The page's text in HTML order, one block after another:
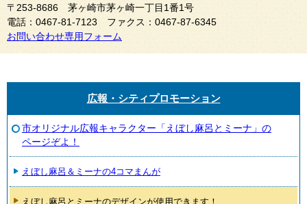
〒253-8686 茅ヶ崎市茅ヶ崎一丁目1番1号
電話：0467-81-7123 ファクス：0467-87-6345
お問い合わせ専用フォーム
広報・シティプロモーション
市オリジナル広報キャラクター「えぼし麻呂とミーナ」の
ページぞよ！
えぼし麻呂＆ミーナの4コマまんが
えぼし麻呂とミーナのデザインが使用できます！